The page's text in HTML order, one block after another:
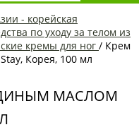
- корейская
по уходу за телом из
кремы для ног / Крем
Корея, 100 мл
МАСЛОМ